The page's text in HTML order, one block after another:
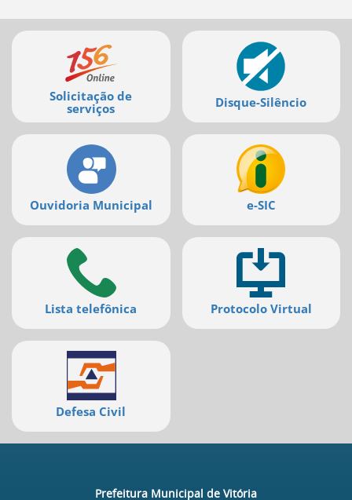
Mais
serviços
Solicitação de
serviços
Disque-Silêncio
Ouvidoria Municipal e-SIC
Lista telefônica Protocolo Virtual
Defesa Civil
Prefeitura Municipal de Vitória